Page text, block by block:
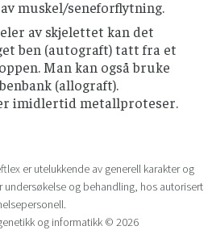
muskel/seneforflytning.
av skjelettet kan det
ben (autograft) tatt fra et
Man kan også bruke
(allograft).
imidlertid metallproteser.
er utelukkende av generell karakter og
undersøkelse og behandling, hos autorisert
og informatikk © 2026